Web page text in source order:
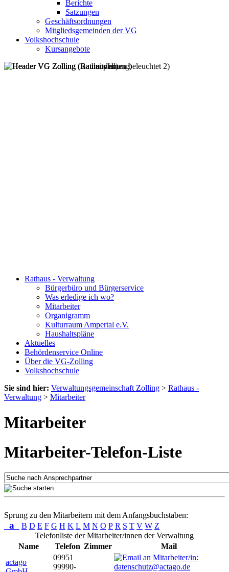
Berichte
Satzungen
Geschäftsordnungen
Mitgliedsgemeinden der VG
Volkshochschule
Kursangebote
Rathaus - Verwaltung
Bürgerbüro und Bürgerservice
Was erledige ich wo?
Mitarbeiter
Organigramm
Kulturraum Ampertal e.V.
Haushaltspläne
Aktuelles
Behördenservice Online
Über die VG-Zolling
Volkshochschule
Sie sind hier: Verwaltungsgemeinschaft Zolling > Rathaus -
Verwaltung > Mitarbeiter
Mitarbeiter
Mitarbeiter-Telefon-Liste
Sprung zu den Mitarbeitern mit dem Anfangsbuchstaben:
a B D E F G H K L M N O P R S T V W Z
Telefonliste der Mitarbeiter/innen der Verwaltung
Name
Telefon Zimmer
Mail
actago
09951
99990-